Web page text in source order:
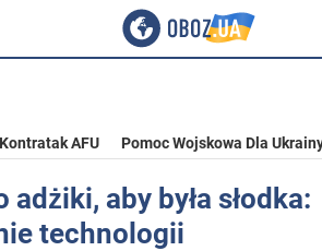
Kontratak AFU Pomoc Wojskowa Dla
adżiki, aby była słodka:
technologii